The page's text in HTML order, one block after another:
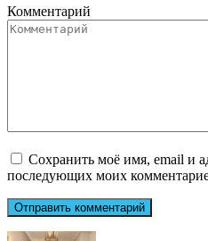
Комментарий
Сохранить моё имя, email и
последующих моих